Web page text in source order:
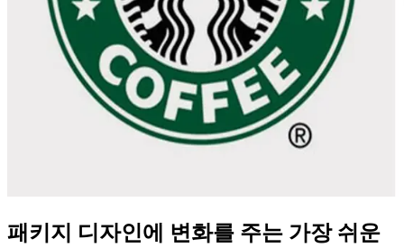
패키지 디자인에 변화를 주는 가장 쉬운